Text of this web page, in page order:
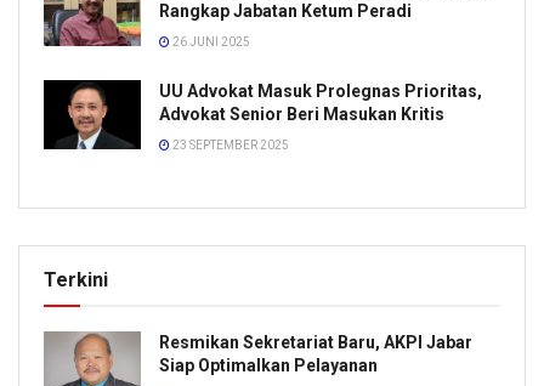
Rangkap Jabatan Ketum Peradi
26 JUNI 2025
UU Advokat Masuk Prolegnas Prioritas,
Advokat Senior Beri Masukan Kritis
23 SEPTEMBER 2025
Terkini
Resmikan Sekretariat Baru, AKPI Jabar
Siap Optimalkan Pelayanan